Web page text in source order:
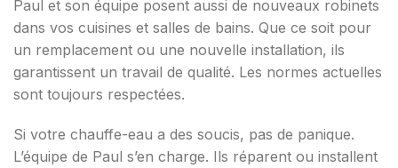
Paul et son équipe posent aussi de nouveaux robinets
dans vos cuisines et salles de bains. Que ce soit pour
un remplacement ou une nouvelle installation, ils
garantissent un travail de qualité. Les normes actuelles
sont toujours respectées.
Si votre chauffe-eau a des soucis, pas de panique.
L’équipe de Paul s’en charge. Ils réparent ou installent